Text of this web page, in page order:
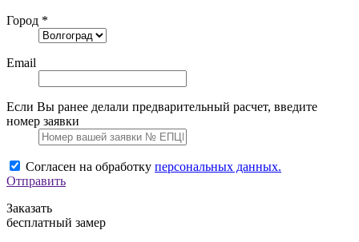
Город *
Email
Если Вы ранее делали предварительный расчет, введите
номер заявки
Согласен на обработку персональных данных.
Отправить
Заказать
бесплатный замер